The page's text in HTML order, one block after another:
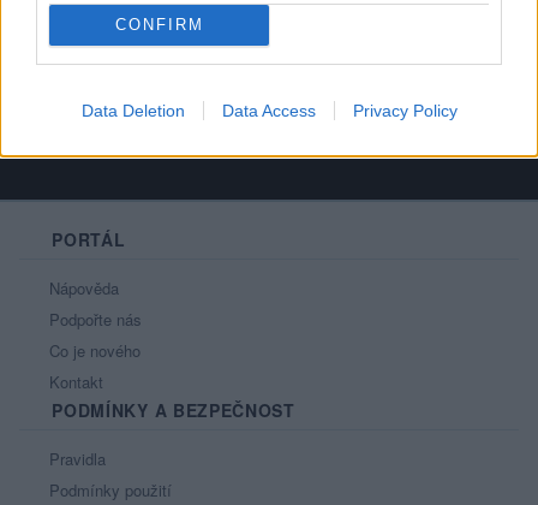
CONFIRM
Data Deletion Data Access Privacy Policy
Oblibené místnosti
Sledované diskuze
PORTÁL
Nápověda
Podpořte nás
Co je nového
Kontakt
PODMÍNKY A BEZPEČNOST
Pravidla
Podmínky použití